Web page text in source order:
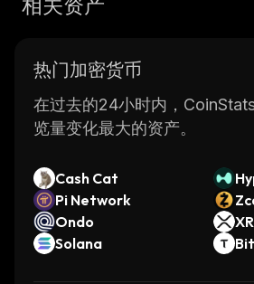
热门加密货币
在过去的24小时内，
览量变化最大的资产。
Cash Cat
Pi Network
Ondo
Solana